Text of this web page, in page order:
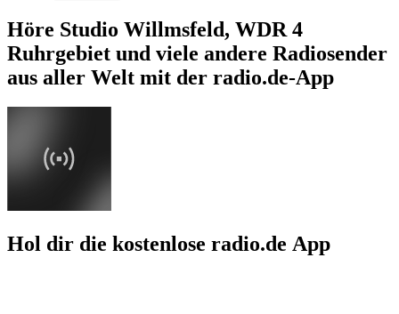
Höre Studio Willmsfeld, WDR 4
Ruhrgebiet und viele andere Radiosender
aus aller Welt mit der radio.de-App
Hol dir die kostenlose radio.de App